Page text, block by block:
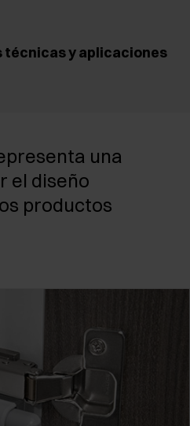
y aplicaciones
una
el diseño
productos